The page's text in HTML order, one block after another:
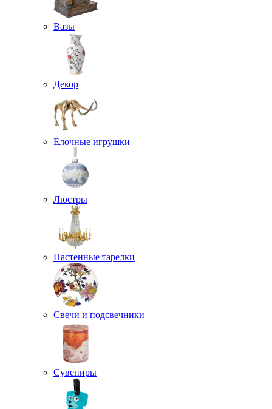
Вазы
Декор
Елочные игрушки
Люстры
Настенные тарелки
Свечи и подсвечники
Сувениры